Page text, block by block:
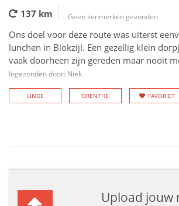
137 km Geen kenmerken gevonden
Ons doel voor deze route was uiterst
lunchen in Blokzijl. Een gezellig klein
vaak doorheen zijn gereden maar nooit
Ingezonden door: Niek
LINDE DRENTHE FAVORIET
Upload jouw